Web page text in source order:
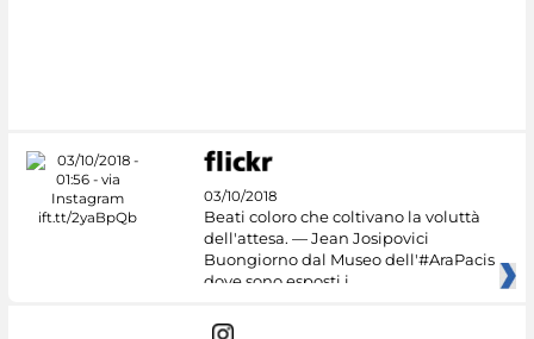
03/10/2018
Beati coloro che coltivano la voluttà
dell'attesa. — Jean Josipovici
Buongiorno dal Museo dell'#AraPacis
dove sono esposti i